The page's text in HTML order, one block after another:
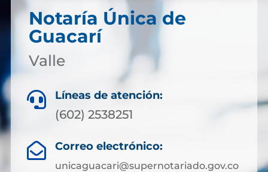
Notaría Única de
Guacarí
Valle
 Líneas de atención:
(602) 2538251
 Correo electrónico:
unicaguacari@supernotariado.gov.co